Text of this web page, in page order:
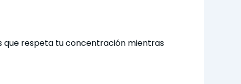
que respeta tu concentración mientras